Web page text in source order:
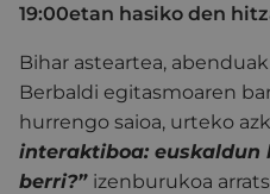
19:00etan hasiko den
Bihar asteartea,
Berbaldi egitasmoaren
hurrengo saioa, urteko
interaktiboa: euskaldun
berri?” izenburukoa